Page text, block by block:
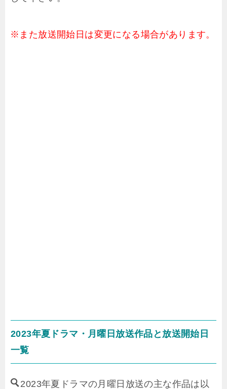
※また放送開始日は変更になる場合があります。
2023年夏ドラマ・月曜日放送作品と放送開始日
一覧
2023年夏ドラマの月曜日放送の主な作品は以